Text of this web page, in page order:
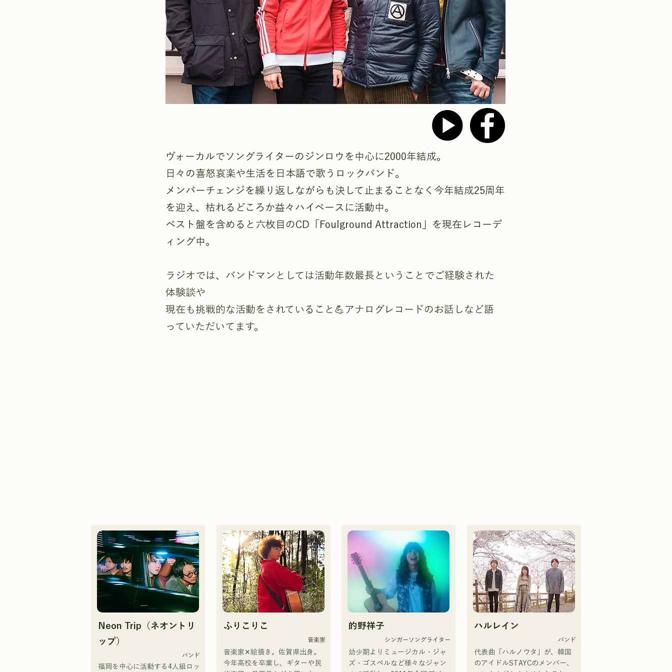
ヴォーカルでソングライターのジンロウを中心に2000年結成。
日々の喜怒哀楽や生活を日本語で歌うロックバンド。
メンバーチェンジを繰り返しながらも決して止まることなく今年結成25周年
を迎え、枯れるどころか益々ハイペースに活動中。
ベスト盤を含めると六枚目のCD「Foulground Attraction」を現在レコーデ
ィング中。
ラジオでは、バンドマンとしては活動年数最長ということでご経験された
体験談や
現在も挑戦的な活動をされていること💪アナログレコードのお話しなど語
っていただいてます。
Neon Trip（ネオントリ
ップ）
バンド
福岡を中心に活動する4人組ロッ
ふりこりこ
音楽家
音楽家✕絵描き。佐賀県出身。
今年高校を卒業し、ギターや民
的野祥子
シンガーソングライター
幼少期よりミュージカル・ジャ
ズ・ゴスペルなど様々なジャン
ハルレイン
バンド
代表曲「ハルノウタ」が、韓国
のアイドルSTAYCのメンバー、